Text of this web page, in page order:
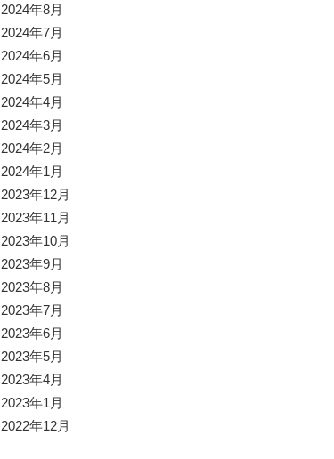
2024年8月
2024年7月
2024年6月
2024年5月
2024年4月
2024年3月
2024年2月
2024年1月
2023年12月
2023年11月
2023年10月
2023年9月
2023年8月
2023年7月
2023年6月
2023年5月
2023年4月
2023年1月
2022年12月